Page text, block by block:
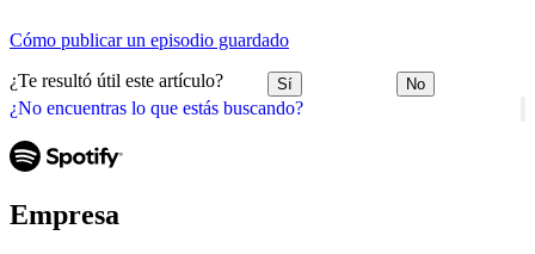
¿No encuentras lo que estás buscando?
Cómo publicar un episodio guardado
¿Te resultó útil este artículo? Sí No
Empresa